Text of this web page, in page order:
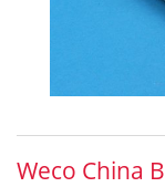
Weco China